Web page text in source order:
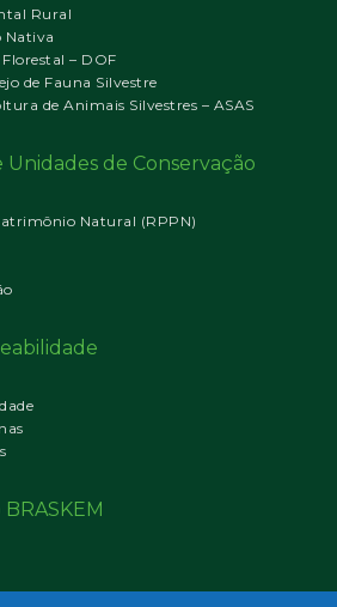
Rural
Nativa
– DOF
de Fauna Silvestre
de Animais Silvestres – ASAS
Unidades de Conservação
Natural (RPPN)